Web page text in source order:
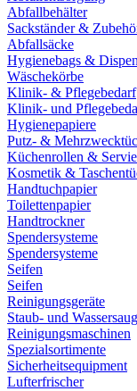
Abfallbehälter
Sackständer &
Abfallsäcke
Hygienebags &
Wäschekörbe
Klinik- & Pflegebedarf
Klinik- und
Hygienepapiere
Putz- &
Küchenrollen &
Kosmetik &
Handtuchpapier
Toilettenpapier
Handtrockner
Spendersysteme
Spendersysteme
Seifen
Seifen
Reinigungsgeräte
Staub- und
Reinigungsmaschinen
Spezialsortimente
Sicherheitsequipment
Lufterfrischer